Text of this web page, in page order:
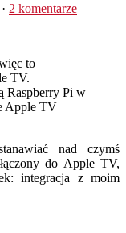
2 komentarze
to
TV.
Raspberry Pi w
Apple TV
nad czymś
do Apple TV,
integracja z moim